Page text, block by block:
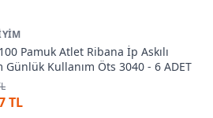
Pamuk Atlet Ribana İp Askılı
Günlük Kullanım Öts 3040 - 6 ADET
TL